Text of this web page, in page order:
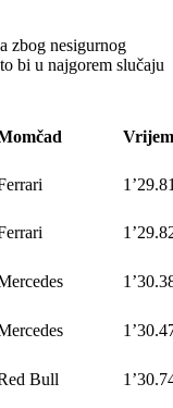
zbog nesigurnog
bi u najgorem slučaju
Bull